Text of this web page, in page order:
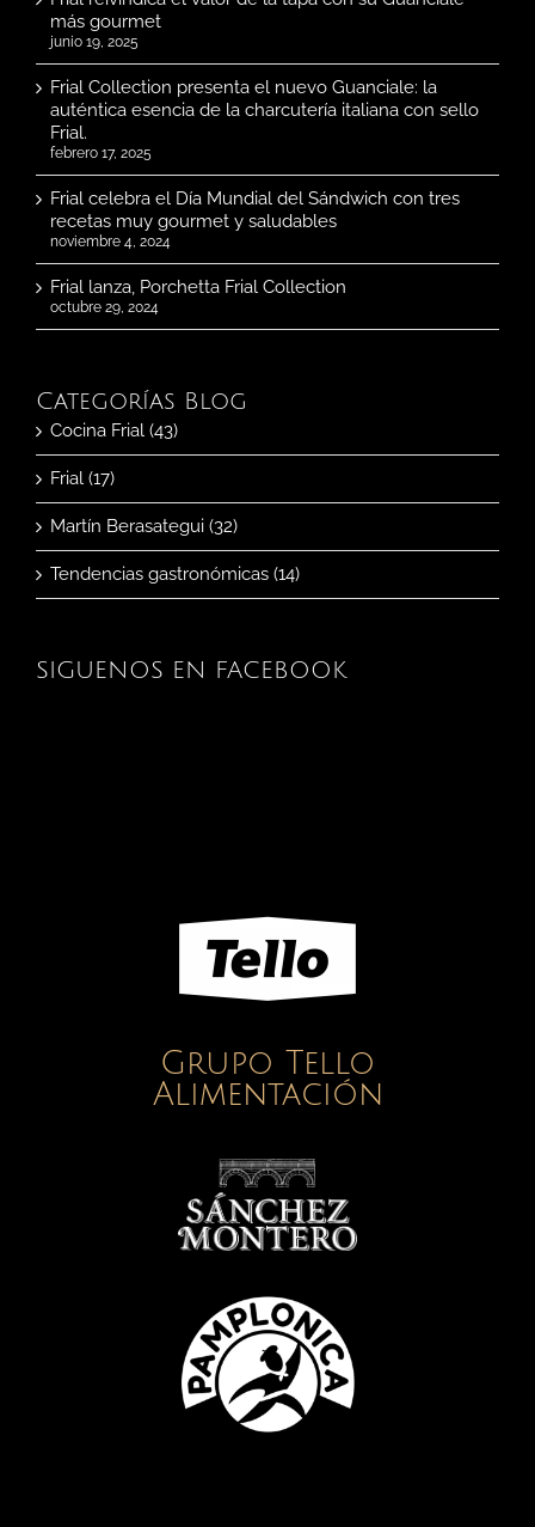
más gourmet
junio 19, 2025
Frial Collection presenta el nuevo Guanciale: la
auténtica esencia de la charcutería italiana con sello
Frial.
febrero 17, 2025
Frial celebra el Día Mundial del Sándwich con tres
recetas muy gourmet y saludables
noviembre 4, 2024
Frial lanza, Porchetta Frial Collection
octubre 29, 2024
Categorías Blog
Cocina Frial (43)
Frial (17)
Martín Berasategui (32)
Tendencias gastronómicas (14)
SIGUENOS EN FACEBOOK
Grupo Tello
Alimentación